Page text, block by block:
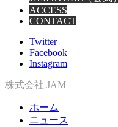
ACCESS
CONTACT
Twitter
Facebook
Instagram
株式会社 JAM
ホーム
ニュース